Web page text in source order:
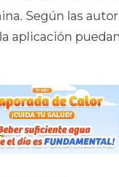
Según las
aplicación